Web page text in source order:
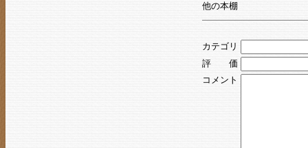
他の本棚
カテゴリ
評 価
コメント